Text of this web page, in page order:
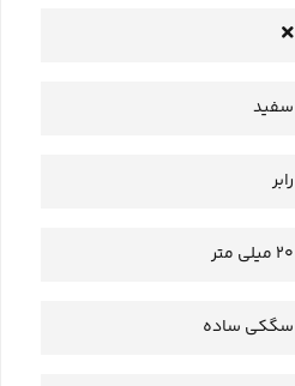
سفید
رابر
20 میلی متر
سگکی ساده